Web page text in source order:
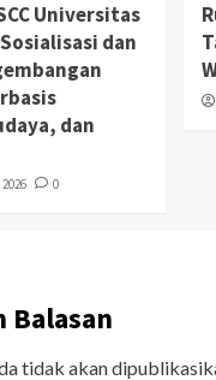
Universitas
dan
dan
0
Balasan
tidak akan